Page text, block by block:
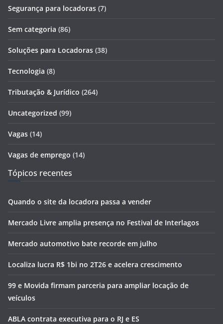
Segurança para locadoras (7)
Sem categoria (86)
Soluções para Locadoras (38)
Tecnologia (8)
Tributação & Jurídico (264)
Uncategorized (99)
Vagas (14)
Vagas de emprego (14)
Tópicos recentes
Quando o site da locadora passa a vender
Mercado Livre amplia presença no Festival de Interlagos
Mercado automotivo bate recorde em julho
Localiza lucra R$ 1bi no 2T26 e acelera crescimento
99 e Movida firmam parceria para ampliar locação de
veículos
ABLA contrata executiva para o RJ e ES